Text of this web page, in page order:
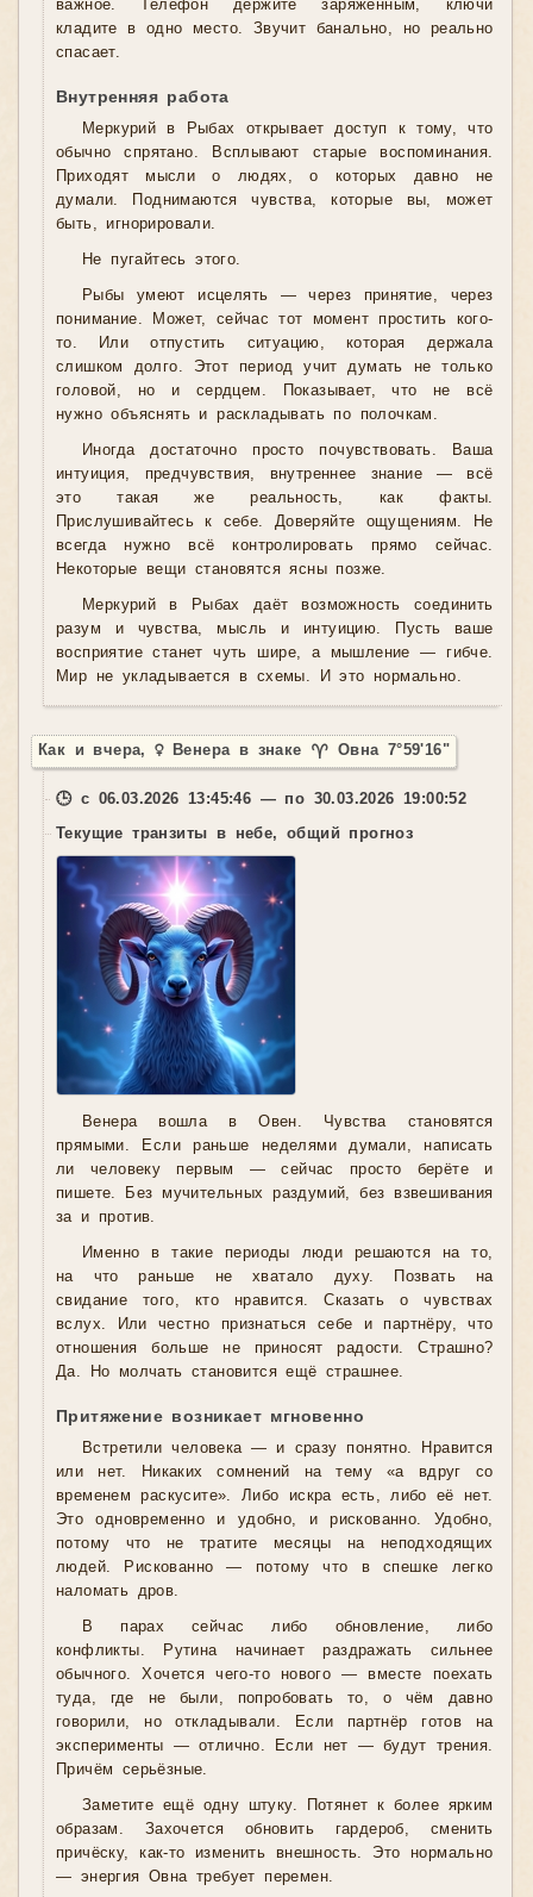
важное. Телефон держите заряженным, ключи
кладите в одно место. Звучит банально, но реально
спасает.
Внутренняя работа
Меркурий в Рыбах открывает доступ к тому, что
обычно спрятано. Всплывают старые воспоминания.
Приходят мысли о людях, о которых давно не
думали. Поднимаются чувства, которые вы, может
быть, игнорировали.
Не пугайтесь этого.
Рыбы умеют исцелять — через принятие, через
понимание. Может, сейчас тот момент простить кого-
то. Или отпустить ситуацию, которая держала
слишком долго. Этот период учит думать не только
головой, но и сердцем. Показывает, что не всё
нужно объяснять и раскладывать по полочкам.
Иногда достаточно просто почувствовать. Ваша
интуиция, предчувствия, внутреннее знание — всё
это такая же реальность, как факты.
Прислушивайтесь к себе. Доверяйте ощущениям. Не
всегда нужно всё контролировать прямо сейчас.
Некоторые вещи становятся ясны позже.
Меркурий в Рыбах даёт возможность соединить
разум и чувства, мысль и интуицию. Пусть ваше
восприятие станет чуть шире, а мышление — гибче.
Мир не укладывается в схемы. И это нормально.
Как и вчера, ♀ Венера в знаке ♈ Овна 7°59'16"
🕒 с 06.03.2026 13:45:46 — по 30.03.2026 19:00:52
Текущие транзиты в небе, общий прогноз
Венера вошла в Овен. Чувства становятся
прямыми. Если раньше неделями думали, написать
ли человеку первым — сейчас просто берёте и
пишете. Без мучительных раздумий, без взвешивания
за и против.
Именно в такие периоды люди решаются на то,
на что раньше не хватало духу. Позвать на
свидание того, кто нравится. Сказать о чувствах
вслух. Или честно признаться себе и партнёру, что
отношения больше не приносят радости. Страшно?
Да. Но молчать становится ещё страшнее.
Притяжение возникает мгновенно
Встретили человека — и сразу понятно. Нравится
или нет. Никаких сомнений на тему «а вдруг со
временем раскусите». Либо искра есть, либо её нет.
Это одновременно и удобно, и рискованно. Удобно,
потому что не тратите месяцы на неподходящих
людей. Рискованно — потому что в спешке легко
наломать дров.
В парах сейчас либо обновление, либо
конфликты. Рутина начинает раздражать сильнее
обычного. Хочется чего-то нового — вместе поехать
туда, где не были, попробовать то, о чём давно
говорили, но откладывали. Если партнёр готов на
эксперименты — отлично. Если нет — будут трения.
Причём серьёзные.
Заметите ещё одну штуку. Потянет к более ярким
образам. Захочется обновить гардероб, сменить
причёску, как-то изменить внешность. Это нормально
— энергия Овна требует перемен.